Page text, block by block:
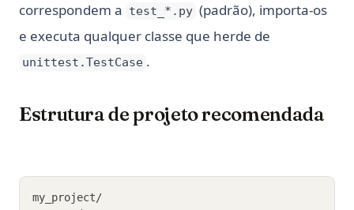
correspondem a test_*.py (padrão), importa-os
e executa qualquer classe que herde de
unittest.TestCase .
Estrutura de projeto recomendada
my_project/